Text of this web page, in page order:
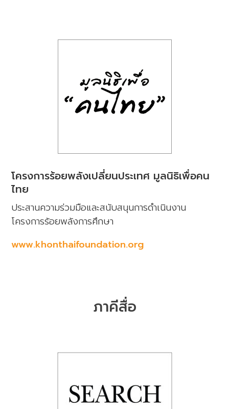
โครงการร้อยพลังเปลี่ยนประเทศ มูลนิธิเพื่อคน
ไทย
ประสานความร่วมมือและสนับสนุนการดำเนินงาน
โครงการร้อยพลังการศึกษา
www.khonthaifoundation.org
ภาคีสื่อ